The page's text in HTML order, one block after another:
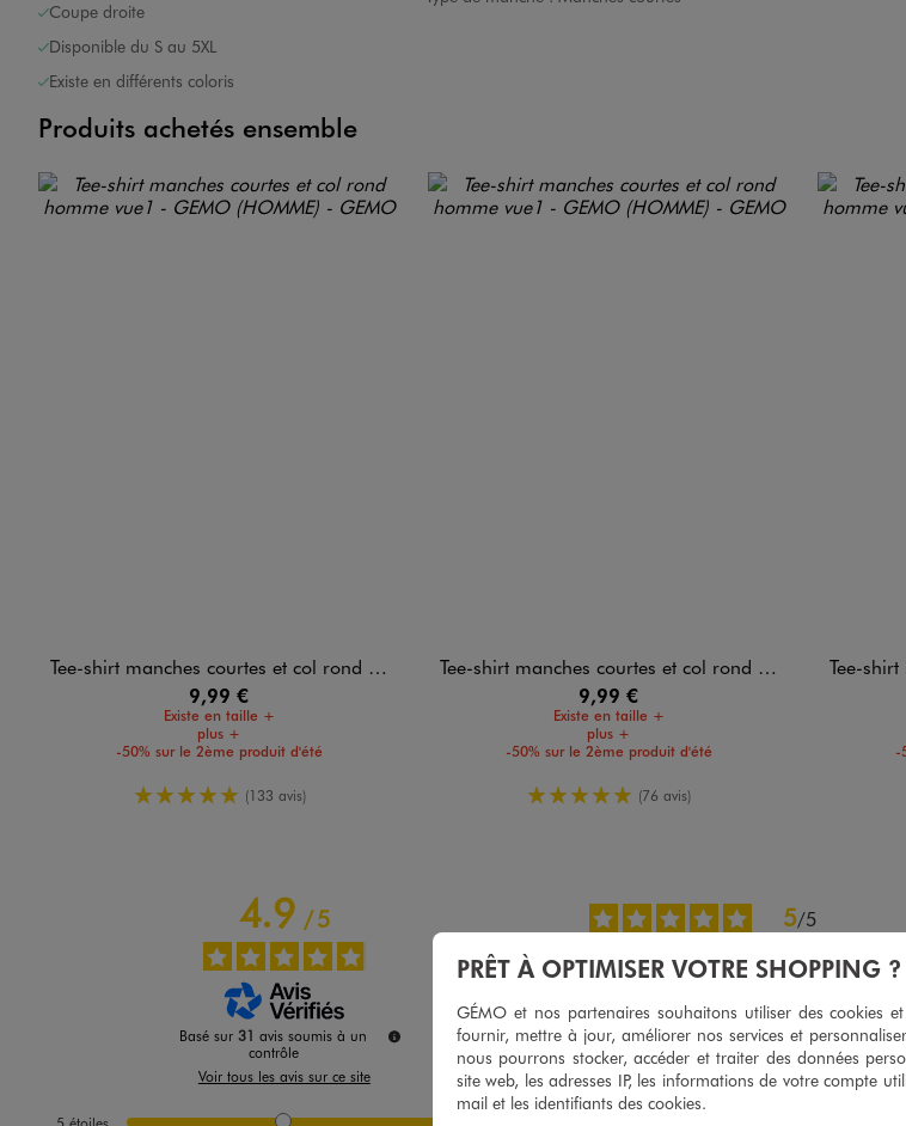
Coupe droite
Disponible du S au 5XL
Existe en différents coloris
Produits achetés ensemble
Tee-shirt manches courtes et col rond homme
9,99 €
Existe en taille +
plus +
-50% sur le 2ème produit d'été
5/5 de moyenne
(133 avis)
Tee-shirt manches courtes et col rond homme
9,99 €
Existe en taille +
plus +
-50% sur le 2ème produit d'été
5/5 de moyenne
(76 avis)
Tee-shirt
-
4.9/5
Basé sur31 avis soumis à un
contrôle
Voir tous les avis sur ce site
5/5
Parfait
Avis du30/06/2026 , suite à une expérience du
Utile (0) Signaler
PRÊT À OPTIMISER VOTRE SHOPPING ?
GÉMO et nos partenaires souhaitons utiliser des cookies
fournir, mettre à jour, améliorer nos services et
nous pourrons stocker, accéder et traiter des données
site web, les adresses IP, les informations de votre compte
mail et les identifiants des cookies.